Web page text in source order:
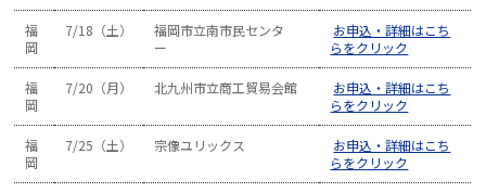
福
岡
7/18（土）
福岡市立南市民センタ
ー
お申込・詳細はこち
らをクリック
福
岡
7/20（月） 北九州市立商工貿易会館
お申込・詳細はこち
らをクリック
福
岡
7/25（土） 宗像ユリックス
お申込・詳細はこち
らをクリック